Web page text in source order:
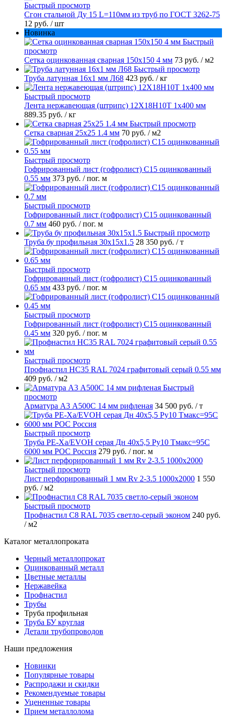
Быстрый просмотр
Сгон стальной Ду 15 L=110мм из труб по ГОСТ 3262-75
12 руб. / шт
Новинка
Быстрый
просмотр
Сетка оцинкованная сварная 150х150 4 мм 73 руб. / м2
Быстрый просмотр
Труба латунная 16х1 мм Л68 423 руб. / кг
Быстрый просмотр
Лента нержавеющая (штрипс) 12Х18Н10Т 1х400 мм
889.35 руб. / кг
Быстрый просмотр
Сетка сварная 25х25 1.4 мм 70 руб. / м2
Быстрый просмотр
Гофрированный лист (гофролист) С15 оцинкованный
0.55 мм 373 руб. / пог. м
Быстрый просмотр
Гофрированный лист (гофролист) С15 оцинкованный
0.7 мм 460 руб. / пог. м
Быстрый просмотр
Труба бу профильная 30х15х1.5 28 350 руб. / т
Быстрый просмотр
Гофрированный лист (гофролист) С15 оцинкованный
0.65 мм 433 руб. / пог. м
Быстрый просмотр
Гофрированный лист (гофролист) С15 оцинкованный
0.45 мм 320 руб. / пог. м
Быстрый просмотр
Профнастил НС35 RAL 7024 графитовый серый 0.55 мм
409 руб. / м2
Быстрый
просмотр
Арматура А3 А500С 14 мм рифленая 34 500 руб. / т
Быстрый просмотр
Труба PE-Xa/EVOH серая Дн 40х5,5 Ру10 Тмакс=95C
6000 мм РОС Россия 279 руб. / пог. м
Быстрый просмотр
Лист перфорированный 1 мм Rv 2-3.5 1000х2000 1 550
руб. / м2
Быстрый просмотр
Профнастил С8 RAL 7035 светло-серый эконом 240 руб.
/ м2
Каталог металлопроката
Черный металлопрокат
Оцинкованный металл
Цветные металлы
Нержавейка
Профнастил
Трубы
Труба профильная
Труба БУ круглая
Детали трубопроводов
Наши предложения
Новинки
Популярные товары
Распродажи и скидки
Рекомендуемые товары
Уцененные товары
Прием металлолома